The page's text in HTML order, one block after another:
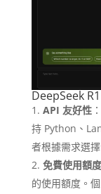
DeepSeek
API 友好性
持 Python、
者根據需求選
免費使用額度
的使用額度。